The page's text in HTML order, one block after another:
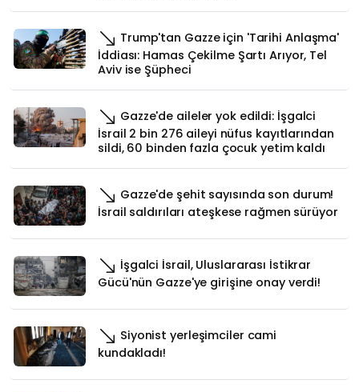
Trump'tan Gazze için 'Tarihi Anlaşma'
İddiası: Hamas Çekilme Şartı Arıyor, Tel
Aviv ise Şüpheci
Gazze'de aileler yok edildi: İşgalci
İsrail 2 bin 276 aileyi nüfus kayıtlarından
sildi, 60 binden fazla çocuk yetim kaldı
Gazze'de şehit sayısında son durum!
İsrail saldırıları ateşkese rağmen sürüyor
İşgalci İsrail, Uluslararası İstikrar
Gücü'nün Gazze'ye girişine onay verdi!
Siyonist yerleşimciler cami
kundakladı!